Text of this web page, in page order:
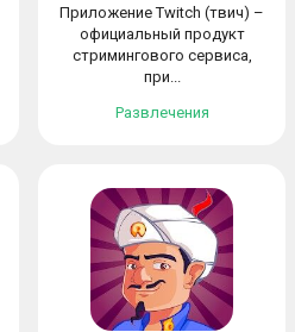
Приложение Twitch (твич) –
официальный продукт
стримингового сервиса,
при...
Развлечения